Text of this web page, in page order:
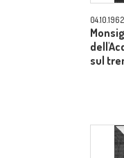
04.10.1962
sul